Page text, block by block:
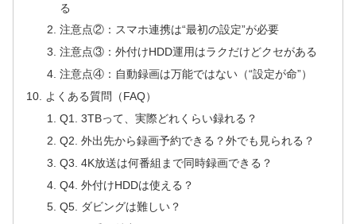
る
注意点②：スマホ連携は“最初の設定”が必要
注意点③：外付けHDD運用はラクだけどクセがある
注意点④：自動録画は万能ではない（“設定が命”）
よくある質問（FAQ）
Q1. 3TBって、実際どれくらい録れる？
Q2. 外出先から録画予約できる？外でも見られる？
Q3. 4K放送は何番組まで同時録画できる？
Q4. 外付けHDDは使える？
Q5. ダビングは難しい？